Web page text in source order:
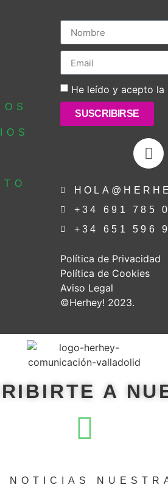
He leído y acepto la
SUSCRIBIRSE
+34 691 785
+34 651 596
Política de Privacidad
Política de Cookies
Aviso Legal
©Herhey! 2023.
A
NOTICIAS